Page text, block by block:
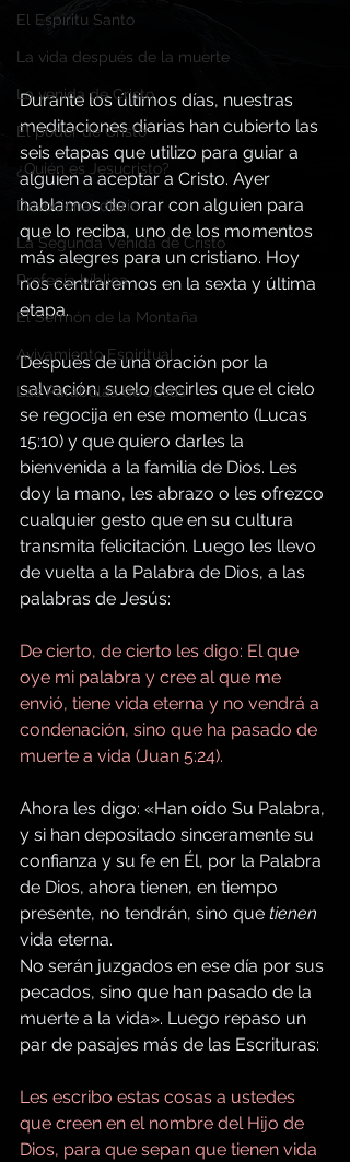
El Espíritu Santo
La vida después de la muerte
La venida de Cristo
El poder de Cristo
¿Quién es Jesucristo?
Devocional diario
La Segunda Venida de Cristo
Profecía bíblica
El Sermón de la Montaña
Avivamiento Espiritual
Las Parábolas de Jesús
Durante los últimos días, nuestras
meditaciones diarias han cubierto las
seis etapas que utilizo para guiar a
alguien a aceptar a Cristo. Ayer
hablamos de orar con alguien para
que lo reciba, uno de los momentos
más alegres para un cristiano. Hoy
nos centraremos en la sexta y última
etapa.
Después de una oración por la
salvación, suelo decirles que el cielo
se regocija en ese momento (Lucas
15:10) y que quiero darles la
bienvenida a la familia de Dios. Les
doy la mano, les abrazo o les ofrezco
cualquier gesto que en su cultura
transmita felicitación. Luego les llevo
de vuelta a la Palabra de Dios, a las
palabras de Jesús:
De cierto, de cierto les digo: El que
oye mi palabra y cree al que me
envió, tiene vida eterna y no vendrá a
condenación, sino que ha pasado de
muerte a vida (Juan 5:24).
Ahora les digo: «Han oído Su Palabra,
y si han depositado sinceramente su
confianza y su fe en Él, por la Palabra
de Dios, ahora tienen, en tiempo
presente, no tendrán, sino que tienen
vida eterna.
No serán juzgados en ese día por sus
pecados, sino que han pasado de la
muerte a la vida». Luego repaso un
par de pasajes más de las Escrituras:
Les escribo estas cosas a ustedes
que creen en el nombre del Hijo de
Dios, para que sepan que tienen vida